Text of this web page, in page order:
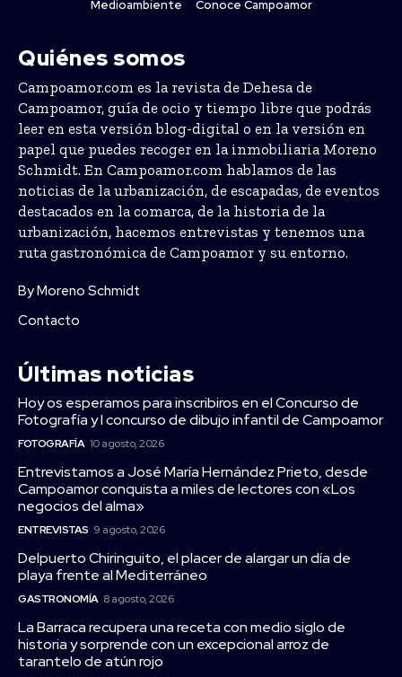
Medioambiente
Conoce Campoamor
Quiénes somos
Campoamor.com es la revista de Dehesa de
Campoamor, guía de ocio y tiempo libre que podrás
leer en esta versión blog-digital o en la versión en
papel que puedes recoger en la inmobiliaria Moreno
Schmidt. En Campoamor.com hablamos de las
noticias de la urbanización, de escapadas, de eventos
destacados en la comarca, de la historia de la
urbanización, hacemos entrevistas y tenemos una
ruta gastronómica de Campoamor y su entorno.
By Moreno Schmidt
Contacto
Últimas noticias
Hoy os esperamos para inscribiros en el Concurso de
Fotografía y I concurso de dibujo infantil de Campoamor
FOTOGRAFÍA 10 agosto, 2026
Entrevistamos a José María Hernández Prieto, desde
Campoamor conquista a miles de lectores con «Los
negocios del alma»
ENTREVISTAS 9 agosto, 2026
Delpuerto Chiringuito, el placer de alargar un día de
playa frente al Mediterráneo
GASTRONOMÍA 8 agosto, 2026
La Barraca recupera una receta con medio siglo de
historia y sorprende con un excepcional arroz de
tarantelo de atún rojo